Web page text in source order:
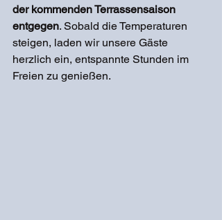
der kommenden Terrassensaison
entgegen. Sobald die Temperaturen
steigen, laden wir unsere Gäste
herzlich ein, entspannte Stunden im
Freien zu genießen.